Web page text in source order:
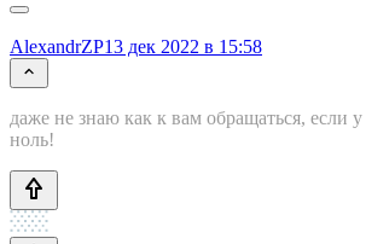
AlexandrZP13 дек 2022 в 15:58
даже не знаю как к вам обращаться, если
ноль!